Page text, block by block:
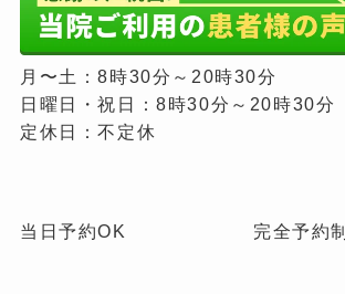
月〜土：8時30分～20時30分
日曜日・祝日：8時30分～20時30分
定休日：不定休
当日予約OK 完全予約制